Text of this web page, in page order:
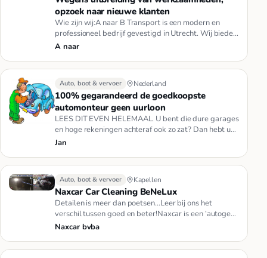
opzoek naar nieuwe klanten
Wie zijn wij:A naar B Transport is een modern en
professioneel bedrijf gevestigd in Utrecht. Wij bieden
naast sneltransp…
A naar
Auto, boot & vervoer Nederland
100% gegarandeerd de goedkoopste
automonteur geen uurloon
LEES DIT EVEN HELEMAAL. U bent die dure garages
en hoge rekeningen achteraf ook zo zat? Dan hebt u
nu het goedkoopste ad…
Jan
Auto, boot & vervoer Kapellen
Naxcar Car Cleaning BeNeLux
Detailen is meer dan poetsen…Leer bij ons het
verschil tussen goed en beter!Naxcar is een ‘autogek’
familiebedrijf, onts…
Naxcar bvba